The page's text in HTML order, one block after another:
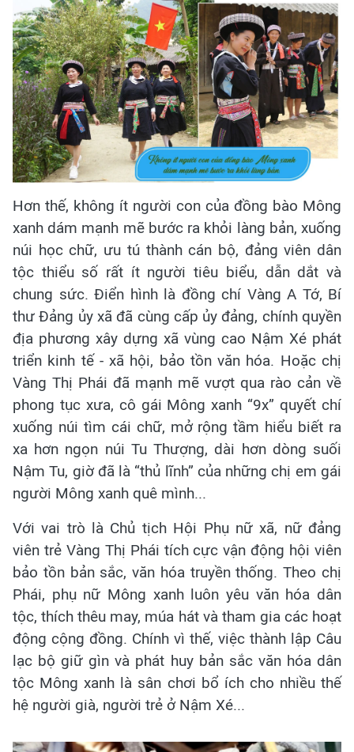
Hơn thế, không ít người con của đồng bào Mông
xanh dám mạnh mẽ bước ra khỏi làng bản, xuống
núi học chữ, ưu tú thành cán bộ, đảng viên dân
tộc thiểu số rất ít người tiêu biểu, dẫn dắt và
chung sức. Điển hình là đồng chí Vàng A Tớ, Bí
thư Đảng ủy xã đã cùng cấp ủy đảng, chính quyền
địa phương xây dựng xã vùng cao Nậm Xé phát
triển kinh tế - xã hội, bảo tồn văn hóa. Hoặc chị
Vàng Thị Phái đã mạnh mẽ vượt qua rào cản về
phong tục xưa, cô gái Mông xanh “9x” quyết chí
xuống núi tìm cái chữ, mở rộng tầm hiểu biết ra
xa hơn ngọn núi Tu Thượng, dài hơn dòng suối
Nậm Tu, giờ đã là “thủ lĩnh” của những chị em gái
người Mông xanh quê mình...
Với vai trò là Chủ tịch Hội Phụ nữ xã, nữ đảng
viên trẻ Vàng Thị Phái tích cực vận động hội viên
bảo tồn bản sắc, văn hóa truyền thống. Theo chị
Phái, phụ nữ Mông xanh luôn yêu văn hóa dân
tộc, thích thêu may, múa hát và tham gia các hoạt
động cộng đồng. Chính vì thế, việc thành lập Câu
lạc bộ giữ gìn và phát huy bản sắc văn hóa dân
tộc Mông xanh là sân chơi bổ ích cho nhiều thế
hệ người già, người trẻ ở Nậm Xé...